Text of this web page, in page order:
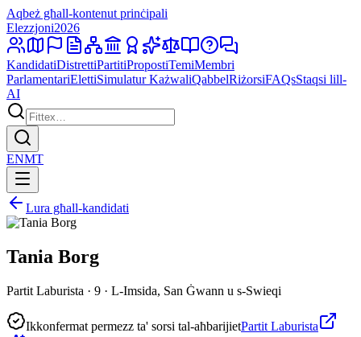
Aqbeż għall-kontenut prinċipali
Elezzjoni2026
KandidatiDistrettiPartitiPropostiTemiMembri
ParlamentariElettiSimulatur KażwaliQabbelRiżorsiFAQsStaqsi lill-
AI
ENMT
Lura għall-kandidati
Tania Borg
Partit Laburista · 9 · L-Imsida, San Ġwann u s-Swieqi
Ikkonfermat permezz ta' sorsi tal-aħbarijietPartit Laburista